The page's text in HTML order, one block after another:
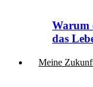
Warum
das
Meine